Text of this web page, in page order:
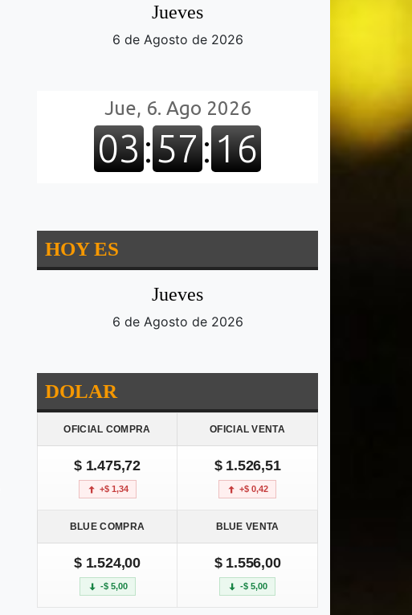
Jueves
6 de Agosto de 2026
HOY ES
Jueves
6 de Agosto de 2026
DOLAR
OFICIAL COMPRA OFICIAL VENTA
$ 1.475,72
+$ 1,34
$ 1.526,51
+$ 0,42
BLUE COMPRA BLUE VENTA
$ 1.524,00
-$ 5,00
$ 1.556,00
-$ 5,00